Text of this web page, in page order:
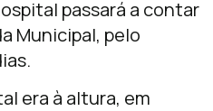
passará a contar
Municipal, pelo
era à altura, em